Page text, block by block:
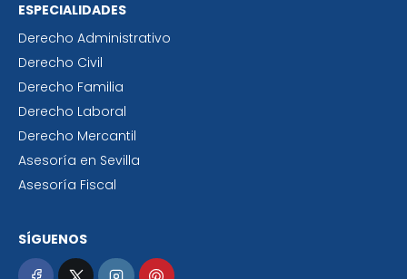
ESPECIALIDADES
Derecho Administrativo
Derecho Civil
Derecho Familia
Derecho Laboral
Derecho Mercantil
Asesoría en Sevilla
Asesoría Fiscal
SÍGUENOS